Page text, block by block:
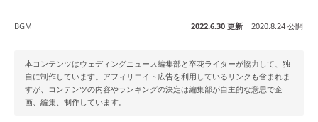
BGM 2022.6.30 更新 2020.8.24 公開
本コンテンツはウェディングニュース編集部と卒花ライターが協力して、独
自に制作しています。アフィリエイト広告を利用しているリンクも含まれま
すが、コンテンツの内容やランキングの決定は編集部が自主的な意思で企
画、編集、制作しています。